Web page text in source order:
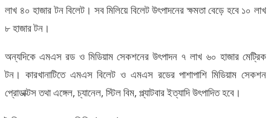
লাখ ৪০ হাজার টন বিলেট। সব মিলিয়ে বিলেট উৎপাদনের ক্ষমতা বেড়ে হবে ১০ লাখ
৮ হাজার টন।
অন্যদিকে এমএস রড ও মিডিয়াম সেকশনের উৎপাদন ৭ লাখ ৬০ হাজার মেট্রিক
টন। কারখানাটিতে এমএস বিলেট ও এমএস রডের পাশাপাশি মিডিয়াম সেকশন
প্রোডাক্টস তথা এঙ্গেল, চ্যানেল, স্টিল বিম, প্ল্যাটবার ইত্যাদি উৎপাদিত হবে।